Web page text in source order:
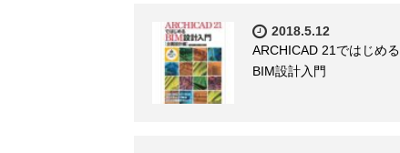
2018.5.12
ARCHICAD 21ではじめる
BIM設計入門